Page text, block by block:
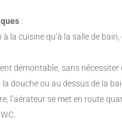
:
à la cuisine qu’à la salle de
démontable, sans nécessiter
douche ou au dessus de la
l’aérateur se met en route